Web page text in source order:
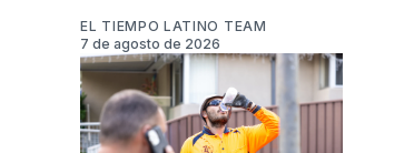
EL TIEMPO LATINO TEAM
7 de agosto de 2026